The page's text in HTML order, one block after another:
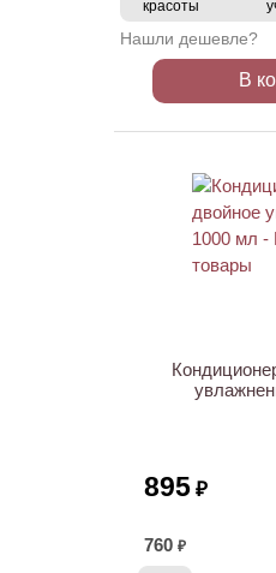
красоты
Нашли дешевле?
В
895 ₽
760 ₽